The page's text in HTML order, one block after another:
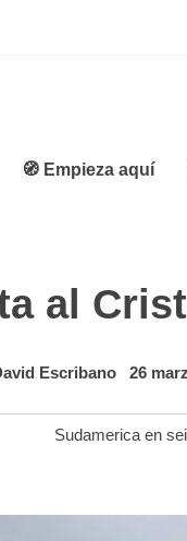
🧭 Empieza aquí
al
Escribano 26
Sudamerica en